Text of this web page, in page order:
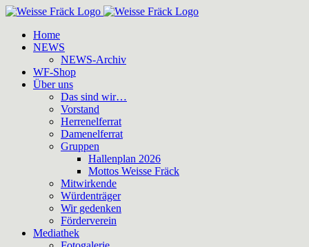
Zum
springenHome
NEWS
NEWS-Archiv
WF-Shop
Über uns
Das sind wir…
Vorstand
Herrenelferrat
Damenelferrat
Gruppen
Hallenplan 2026
Mottos Weisse Fräck
Mitwirkende
Würdenträger
Wir gedenken
Förderverein
Mediathek